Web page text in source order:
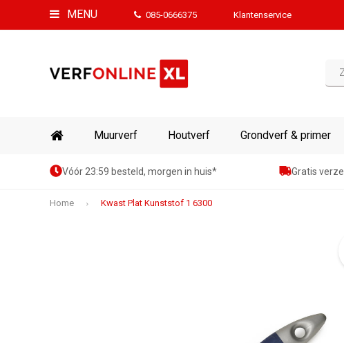
MENU 085-0666375 Klantenservice
Muurverf Houtverf Grondverf & primer
Vóór 23:59 besteld, morgen in huis* Gratis
Home Kwast Plat Kunststof 1 6300